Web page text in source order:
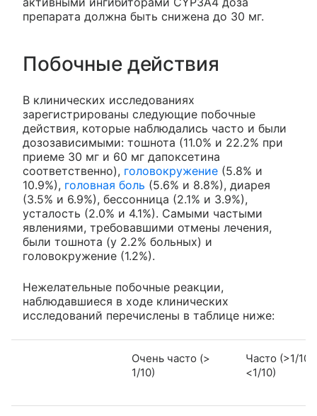
препарата должна быть снижена до 30 мг.
Побочные действия
В клинических исследованиях
зарегистрированы следующие побочные
действия, которые наблюдались часто и были
дозозависимыми: тошнота (11.0% и 22.2% при
приеме 30 мг и 60 мг дапоксетина
соответственно), головокружение (5.8% и
10.9%), головная боль (5.6% и 8.8%), диарея
(3.5% и 6.9%), бессонница (2.1% и 3.9%),
усталость (2.0% и 4.1%). Самыми частыми
явлениями, требовавшими отмены лечения,
были тошнота (у 2.2% больных) и
головокружение (1.2%).
Нежелательные побочные реакции,
наблюдавшиеся в ходе клинических
исследований перечислены в таблице ниже:
Очень часто (>
1/10)
Часто (>1/
<1/10)